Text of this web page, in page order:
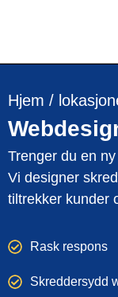
Hjem /
Trenger du en
Vi designer
tiltrekker kunder
Rask respons
Skreddersydd